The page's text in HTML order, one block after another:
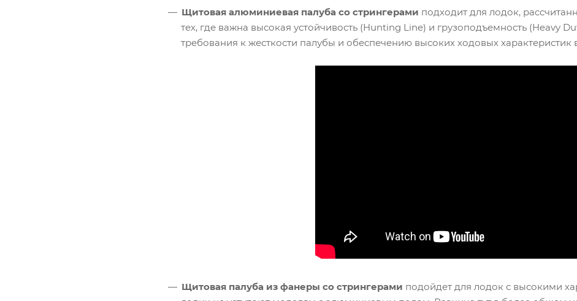
Щитовая алюминиевая палуба со стрингерами подходит для лодок,
тех, где важна высокая устойчивость (Hunting Line) и грузоподъемность (Heavy
требования к жесткости палубы и обеспечению высоких ходовых характеристик
Щитовая палуба из фанеры со стрингерами подойдет для лодок с высокими